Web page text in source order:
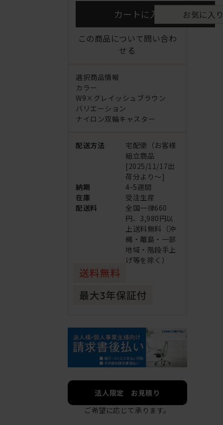
カートに入れる お気に入
この商品について問い合わ
せる
選択商品情報
カラー
W9×グレイッシュブラウン
バリエーション
ナイロン双輪キャスター
配送方法
宅配便（お客様
組立商品
[2025/11/17出
荷分より～]
納期
4-5週間
在庫
受注生産
配送料
全国一律660
円、3,980円以
上送料無料（沖
縄・離島・一部
地域・階段手上
げ等を除く）
法人限定 お見積り
ご希望に応じて承ります。